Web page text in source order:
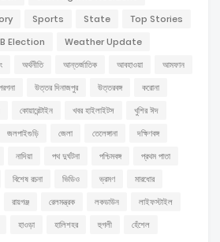
Sports State
Top Stories
Election
Weather Update
অর্থনীতি আন্তর্জাতিক আবহাওয়া
আমফান
উত্তর দিনাজপুর উত্তরবঙ্গ
করোনা
কোয়ারেন্টাইন খবর হাইলাইটস
খুশির ঈদ
জলপাইগুড়ি জেলা তেলেঙ্গানা
দক্ষিণবঙ্গ
নাদিয়া পথ দুর্ঘটনা পশ্চিমবঙ্গ
প্রথম পাতা
বিশেষ রচনা ভিডিও ভ্রমণ
মারধোর
রায়গঞ্জ রেলমন্ত্রক লকডাউন
লাইফস্টাইল
হাওড়া হালিশহর হুগলী হেঁশেল